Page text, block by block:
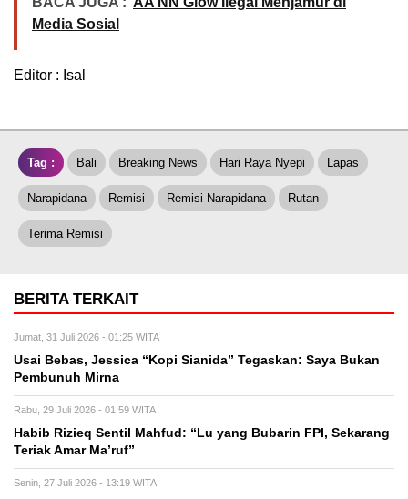
Media Sosial
Editor : Isal
Tag : Bali Breaking News Hari Raya Nyepi Lapas
Narapidana Remisi Remisi Narapidana Rutan
Terima Remisi
BERITA TERKAIT
Jumat, 31 Juli 2026 - 01:25 WITA
Usai Bebas, Jessica “Kopi Sianida” Tegaskan: Saya Bukan
Pembunuh Mirna
Rabu, 29 Juli 2026 - 01:59 WITA
Habib Rizieq Sentil Mahfud: “Lu yang Bubarin FPI, Sekarang
Teriak Amar Ma’ruf”
Senin, 27 Juli 2026 - 13:19 WITA